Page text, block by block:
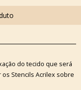
do tecido que será
Stencils Acrilex sobre